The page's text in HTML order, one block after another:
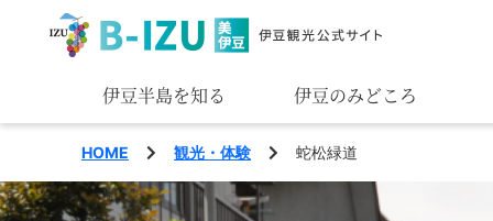
伊豆半島を知る 伊豆のみどころ
みる
HOME 観光・体験 蛇松緑道